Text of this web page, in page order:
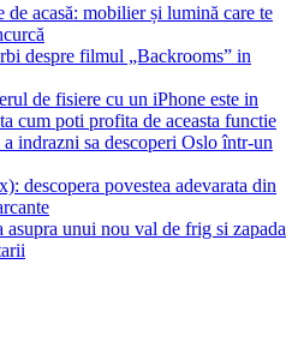
acasă: mobilier și lumină care te
despre filmul „Backrooms” in
de fisiere cu un iPhone este in
cum poti profita de aceasta functie
indrazni sa descoperi Oslo într-un
descopera povestea adevarata din
unui nou val de frig si zapada